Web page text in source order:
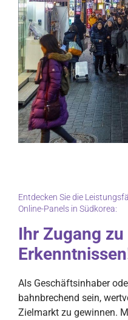
Entdecken Sie die
Online-Panels in Südkorea:
Ihr Zugang
Als Geschäftsinhaber
bahnbrechend sein,
Zielmarkt zu gewinnen.